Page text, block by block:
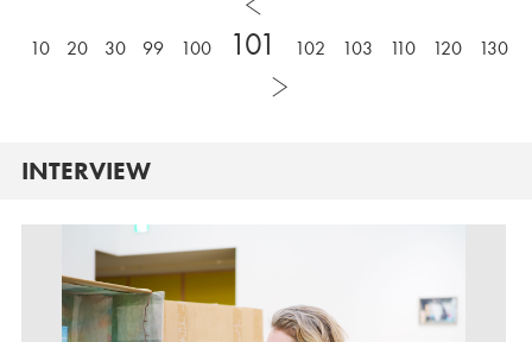
10 20 30 99 100 101 102 103 110 120 130
INTERVIEW